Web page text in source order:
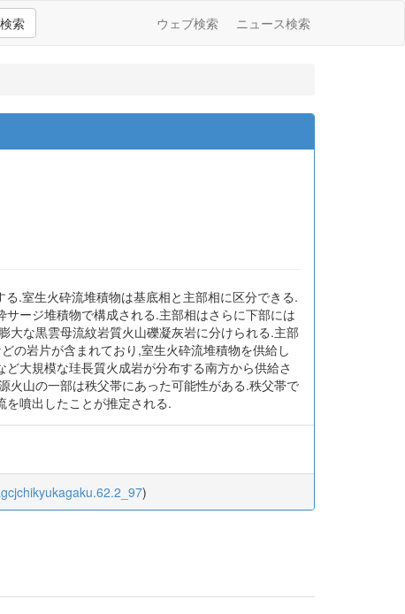
検索 ウェブ検索 ニュース検索
.室生火砕流堆積物は基底相と主部相に区分できる.
ージ堆積物で構成される.主部相はさらに下部には
大な黒雲母流紋岩質火山礫凝灰岩に分けられる.主部
の岩片が含まれており,室生火砕流堆積物を供給し
大規模な珪長質火成岩が分布する南方から供給さ
火山の一部は秩父帯にあった可能性がある.秩父帯で
噴出したことが推定される.
)